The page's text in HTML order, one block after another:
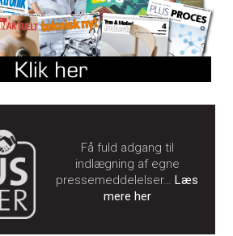
Få fuld adgang til
indlægning af egne
pressemeddelelser…Læs
mere her